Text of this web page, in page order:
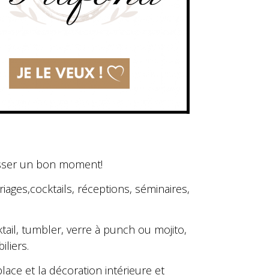
un bon moment!
cocktails, réceptions, séminaires,
tumbler, verre à punch ou mojito,
et la décoration intérieure et